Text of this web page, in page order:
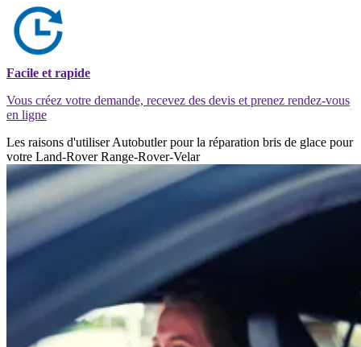
Facile et rapide
Vous créez votre demande, recevez des devis et prenez rendez-vous
en ligne
Les raisons d'utiliser Autobutler pour la réparation bris de glace pour
votre Land-Rover Range-Rover-Velar